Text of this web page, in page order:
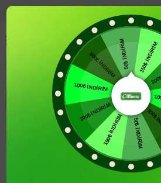
Aspir Yağı
Sıralama
yeni
ürün
50₺ İNDİRİM150₺
500₺
50₺ İNDİRİM
150₺ İNDİRİM
300₺ İNDİRİM
100₺ İNDİRİM
500₺ İNDİRİM